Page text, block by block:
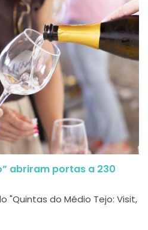
abriram portas a 230
"Quintas do Médio Tejo: Visit,